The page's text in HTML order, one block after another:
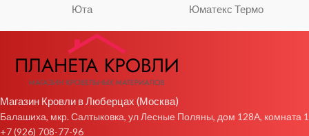
Юта Юматекс Термо
Магазин Кровли в Люберцах (Москва)
Балашиха, мкр. Салтыковка, ул Лесные Поляны, дом 128А, комната 1
+7 (926) 708-77-96